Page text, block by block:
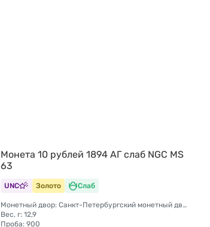
Монета 10 рублей 1894 АГ слаб NGC MS
63
UNC Золото Слаб
Монетный двор: Санкт-Петербургский монетный двор
Вес, г: 12,9
Проба: 900